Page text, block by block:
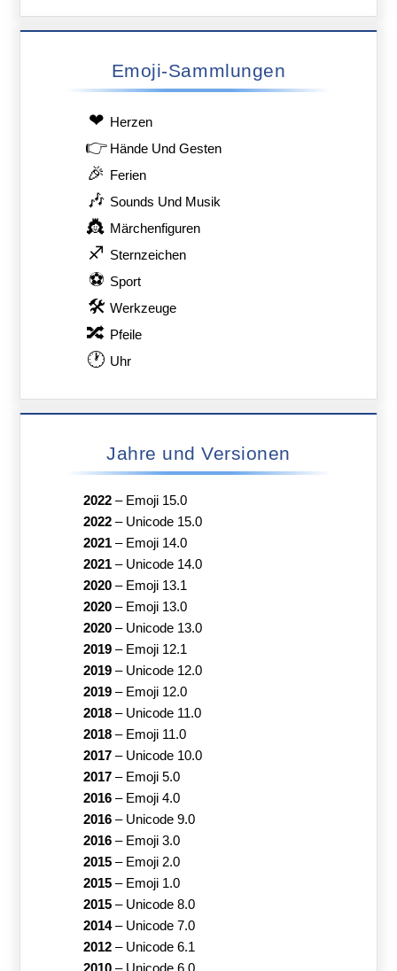
Emoji-Sammlungen
❤ Herzen
👉 Hände Und Gesten
🎉 Ferien
🎶 Sounds Und Musik
👸 Märchenfiguren
♐ Sternzeichen
⚽ Sport
🛠 Werkzeuge
🔀 Pfeile
🕐 Uhr
Jahre und Versionen
2022– Emoji 15.0
2022– Unicode 15.0
2021– Emoji 14.0
2021– Unicode 14.0
2020– Emoji 13.1
2020– Emoji 13.0
2020– Unicode 13.0
2019– Emoji 12.1
2019– Unicode 12.0
2019– Emoji 12.0
2018– Unicode 11.0
2018– Emoji 11.0
2017– Unicode 10.0
2017– Emoji 5.0
2016– Emoji 4.0
2016– Unicode 9.0
2016– Emoji 3.0
2015– Emoji 2.0
2015– Emoji 1.0
2015– Unicode 8.0
2014– Unicode 7.0
2012– Unicode 6.1